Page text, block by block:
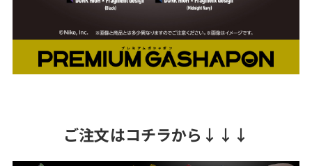
ご注文はコチラから↓↓↓